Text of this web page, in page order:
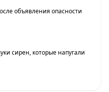
объявления опасности
сирен, которые напугали